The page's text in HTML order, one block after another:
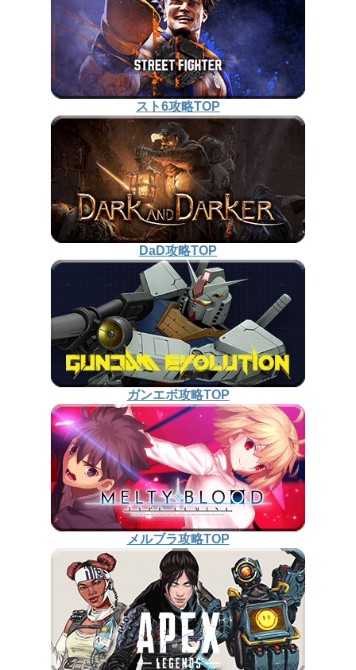
スト6攻略TOP
DaD攻略TOP
ガンエボ攻略TOP
メルブラ攻略TOP